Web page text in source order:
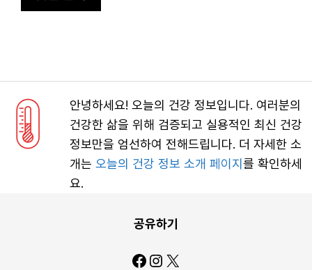
안녕하세요! 오늘의 건강 정보입니다. 여러분의
건강한 삶을 위해 검증되고 실용적인 최신 건강
정보만을 엄선하여 전해드립니다. 더 자세한 소
개는 오늘의 건강 정보 소개 페이지를 확인하세
요.
공유하기
Facebook
Instagram
X